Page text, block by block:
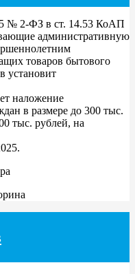
№ 2-ФЗ в ст. 14.53 КоАП
административную
товаров бытового
установит
наложение
в размере до 300 тыс.
тыс. рублей, на